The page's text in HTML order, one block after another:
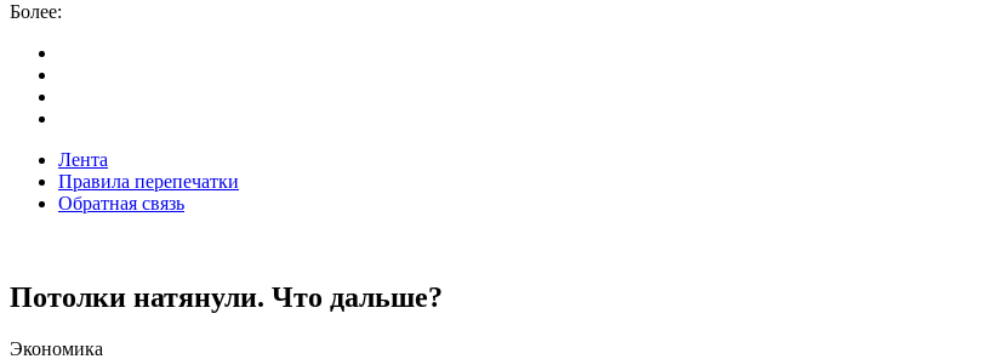
Более:
Лента
Правила перепечатки
Обратная связь
Потолки натянули. Что дальше?
Экономика